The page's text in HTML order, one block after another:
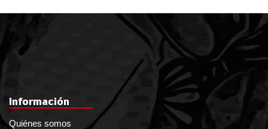
Información
Quiénes somos